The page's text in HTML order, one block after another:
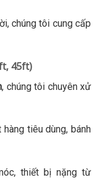
chúng tôi cung cấp
45ft)
, chúng tôi chuyên xử
tiêu dùng, bánh
thiết bị nặng từ